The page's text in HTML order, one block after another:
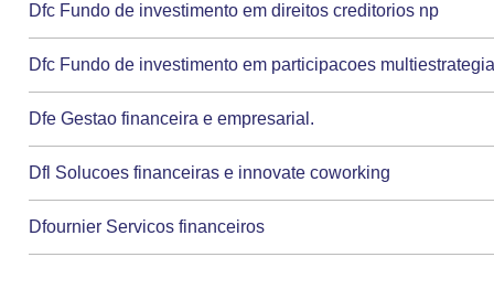
Dfc Fundo de investimento em direitos creditorios np
Dfc Fundo de investimento em participacoes
Dfe Gestao financeira e empresarial.
Dfl Solucoes financeiras e innovate coworking
Dfournier Servicos financeiros